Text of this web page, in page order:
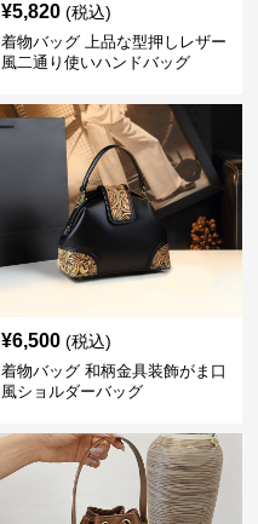
¥5,820 (税込)
着物バッグ 上品な型押しレザー
風二通り使いハンドバッグ
¥6,500 (税込)
着物バッグ 和柄金具装飾がま口
風ショルダーバッグ